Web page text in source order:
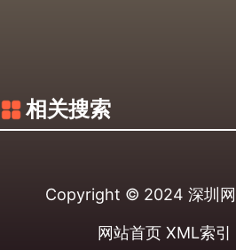
相关搜索
Copyright © 2024 深圳
网站首页 XML索引